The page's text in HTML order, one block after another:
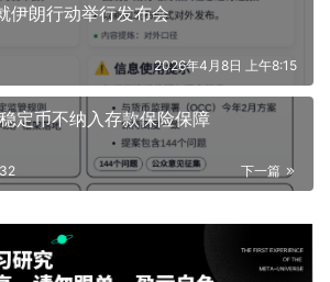
伊朗行动举行发布会
2026年4月8日 上午8:15
定币不纳入存款保险保障
下一篇